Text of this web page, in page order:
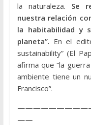
la naturaleza. Se
nuestra relación
la habitabilidad y
planeta”. En el
sustainability” (El
afirma que “la
ambiente tiene un
Francisco”.
——